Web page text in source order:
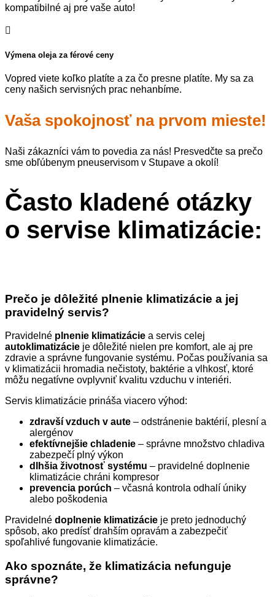
kompatibilné aj pre vaše auto!

Výmena oleja za férové ceny
Vopred viete koľko platíte a za čo presne platíte. My sa za
ceny našich servisných prac nehanbíme.
Vaša spokojnosť na prvom mieste!
Naši zákazníci vám to povedia za nás! Presvedčte sa prečo
sme obľúbenym pneuservisom v Stupave a okolí!
Často kladené otázky
o servise klimatizácie:
Prečo je dôležité plnenie klimatizácie a jej
pravidelný servis?
Pravidelné plnenie klimatizácie a servis celej
autoklimatizácie je dôležité nielen pre komfort, ale aj pre
zdravie a správne fungovanie systému. Počas používania sa
v klimatizácii hromadia nečistoty, baktérie a vlhkosť, ktoré
môžu negatívne ovplyvniť kvalitu vzduchu v interiéri.
Servis klimatizácie prináša viacero výhod:
zdravší vzduch v aute – odstránenie baktérií, plesní a
alergénov
efektívnejšie chladenie – správne množstvo chladiva
zabezpečí plný výkon
dlhšia životnosť systému – pravidelné doplnenie
klimatizácie chráni kompresor
prevencia porúch – včasná kontrola odhalí úniky
alebo poškodenia
Pravidelné doplnenie klimatizácie je preto jednoduchý
spôsob, ako predísť drahším opravám a zabezpečiť
spoľahlivé fungovanie klimatizácie.
Ako spoznáte, že klimatizácia nefunguje
správne?